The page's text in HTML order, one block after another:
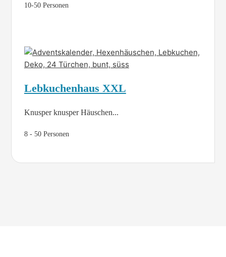
10-50 Personen
Lebkuchenhaus XXL
Knusper knusper Häuschen...
8 - 50 Personen